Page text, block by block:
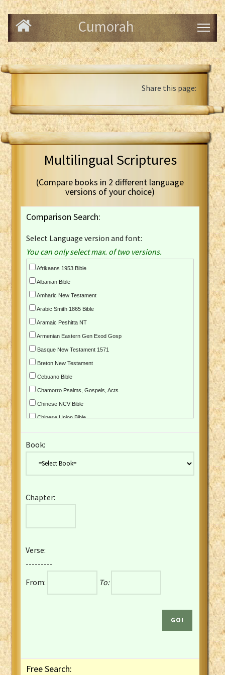
Cumorah
Share this page:
Multilingual Scriptures
(Compare books in 2 different language
versions of your choice)
Comparison Search:
Select Language version and font:
You can only select max. of two versions.
Afrikaans 1953 Bible
Albanian Bible
Amharic New Testament
Arabic Smith 1865 Bible
Aramaic Peshitta NT
Armenian Eastern Gen Exod Gosp
Basque New Testament 1571
Breton New Testament
Cebuano Bible
Chamorro Psalms, Gospels, Acts
Chinese NCV Bible
Chinese Union Bible
Czech Kralicka Bible
English YLT 1898 Bible
French Darby Bible
French Louis Segond Bible
Gaelic (Manx) Selections
Gaelic (Scottish) Mark
Book:
Chapter:
Verse:
---------
From:
To:
Free Search: